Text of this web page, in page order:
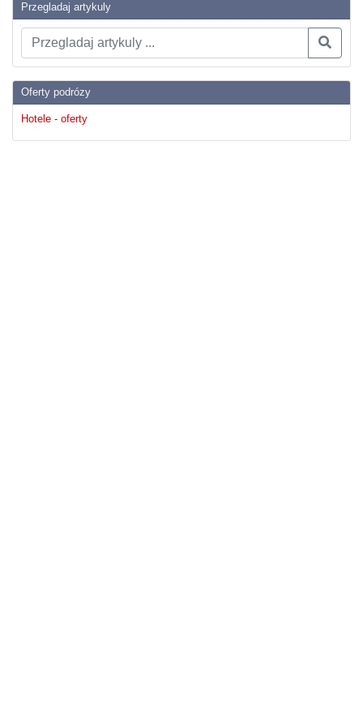
Przegladaj artykuly
Oferty podrózy
Hotele - oferty